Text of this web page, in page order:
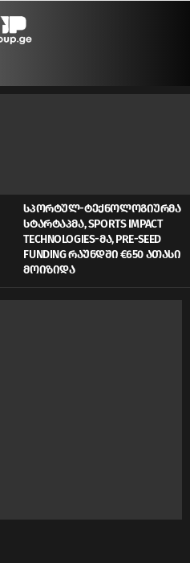
ᲡᲞᲝᲠᲢᲣᲚ-ᲢᲔᲥᲜᲝᲚᲝᲒᲘᲣᲠᲛᲐ
ᲡᲢᲐᲠᲢᲐᲞᲛᲐ, SPORTS IMPACT
TECHNOLOGIES-ᲛᲐ, PRE-SEED
FUNDING ᲠᲐᲣᲜᲓᲨᲘ €650 ᲐᲗᲐᲡᲘ
ᲛᲝᲘᲖᲘᲓᲐ